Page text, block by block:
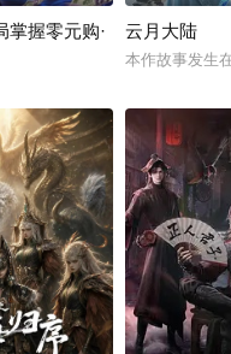
掌握零元购·
云月大陆
本作故事发生